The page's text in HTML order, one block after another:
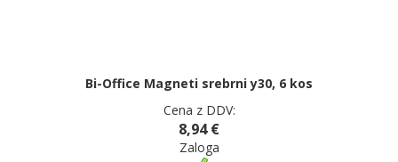
Bi-Office Magneti srebrni y30, 6 kos
Cena z DDV:
8,94 €
Zaloga